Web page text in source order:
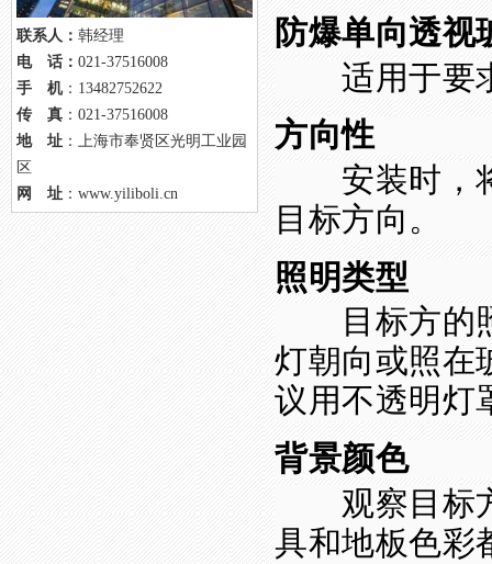
联系人： 韩经理
电 话： 021-37516008
手 机：13482752622
传 真 ：021-37516008
地 址 ：上海市奉贤区光明工业园
区
网 址 ：www.yiliboli.cn
防爆单向透视
适用于要求
方向性
安装时，将
目标方向。
照明类型
目标方的照
灯朝向或照在
议用不透明灯
背景颜色
观察目标方
具和地板色彩